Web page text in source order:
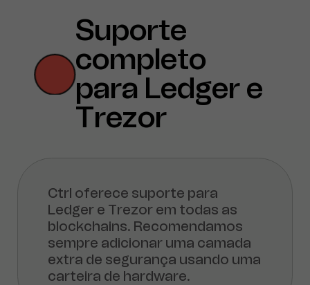
Suporte
completo
para Ledger e
Trezor
Ctrl oferece suporte para
Ledger e Trezor em todas as
blockchains. Recomendamos
sempre adicionar uma camada
extra de segurança usando uma
carteira de hardware.